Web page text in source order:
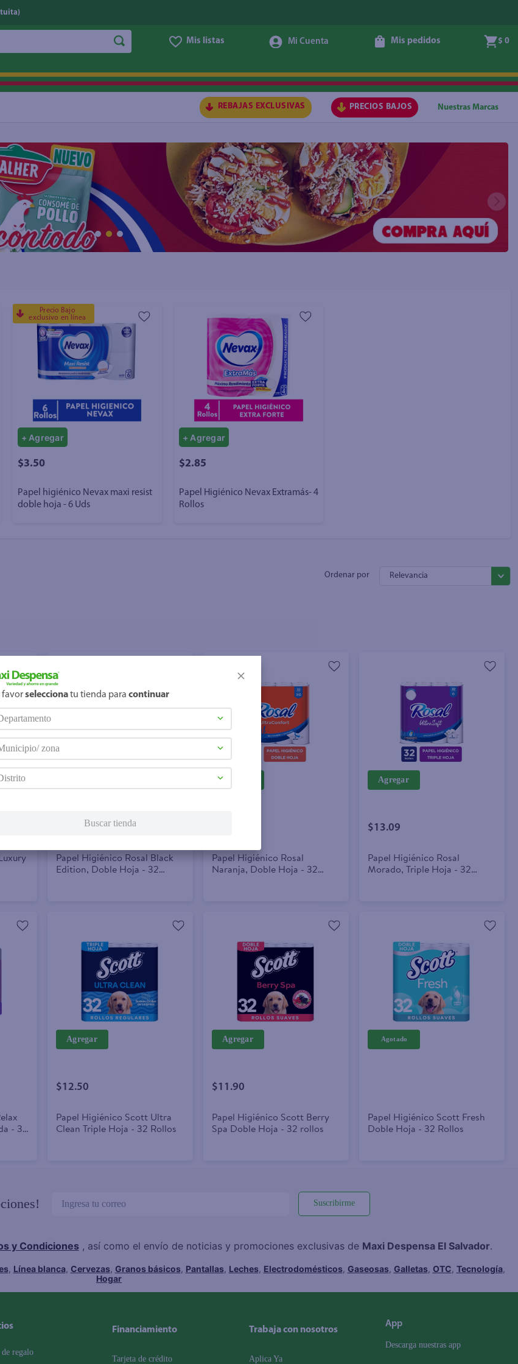
Mis listas Mis pedidos $ 0
REBAJAS EXCLUSIVAS PRECIOS BAJOS Nuestras Marcas
Precio Bajo
exclusivo en línea
+ Agregar
$3.50
Papel higiénico Nevax maxi resist
doble hoja - 6 Uds
+ Agregar
$2.85
Papel Higiénico Nevax Extramás- 4
Rollos
Relevancia
$12.50
Papel Higiénico Rosal Black
Edition, Doble Hoja - 32
Agregar
Papel Higiénico Rosal
Naranja, Doble Hoja - 32
Agregar
$13.09
Papel Higiénico Rosal
Morado, Triple Hoja - 32
- 32
Agregar
$12.50
Papel Higiénico Scott Ultra
Clean Triple Hoja - 32 Rollos
Agregar
$11.90
Papel Higiénico Scott Berry
Spa Doble Hoja - 32 rollos
Papel Higiénico Scott Fresh
Doble Hoja - 32 Rollos
Suscribirme
y Condiciones, así como el envío de noticias y promociones exclusivas de Maxi Despensa El Salvador.
, Línea blanca, Cervezas, Granos básicos, Pantallas, Leches, Electrodomésticos, Gaseosas, Galletas, OTC, Tecnología,
Hogar
regalo
Financiamiento
Tarjeta de crédito
Trabaja con nosotros
Aplica Ya
App
Descarga nuestras app
favorseleccionatu tienda para continuar
zona
Buscar tienda